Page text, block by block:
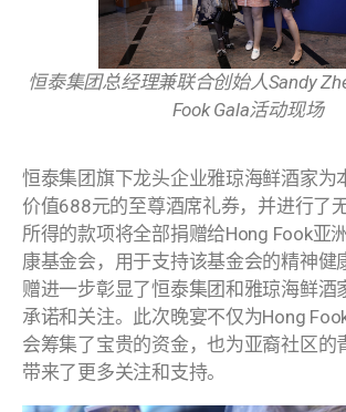
恒泰集团总经理兼联合创始人Sandy
Fook Gala活动现场
恒泰集团旗下龙头企业雅琼海鲜酒家为
价值688元的至尊酒席礼券，并进行了
所得的款项将全部捐赠给Hong Fook亚
康基金会，用于支持该基金会的精神健
赠进一步彰显了恒泰集团和雅琼海鲜酒
承诺和关注。此次晚宴不仅为Hong
会筹集了宝贵的资金，也为亚裔社区的
带来了更多关注和支持。